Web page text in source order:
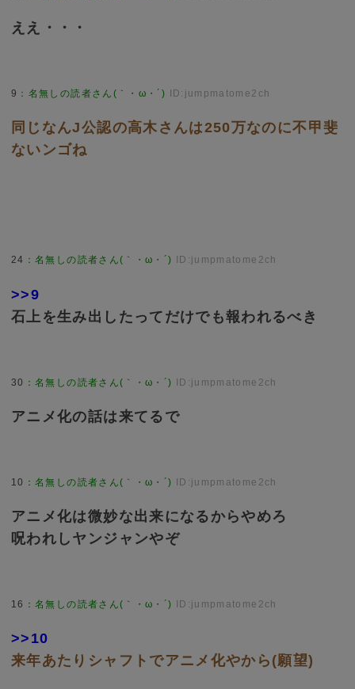
ええ・・・
9 ： 名無しの読者さん(｀・ω・´) ID:jumpmatome2ch
同じなんJ公認の高木さんは250万なのに不甲斐
ないンゴね
24 ：名無しの読者さん(｀・ω・´) ID:jumpmatome2ch
>>9
石上を生み出したってだけでも報われるべき
30 ：名無しの読者さん(｀・ω・´) ID:jumpmatome2ch
アニメ化の話は来てるで
10 ：名無しの読者さん(｀・ω・´) ID:jumpmatome2ch
アニメ化は微妙な出来になるからやめろ
呪われしヤンジャンやぞ
16 ：名無しの読者さん(｀・ω・´) ID:jumpmatome2ch
>>10
来年あたりシャフトでアニメ化やから(願望)